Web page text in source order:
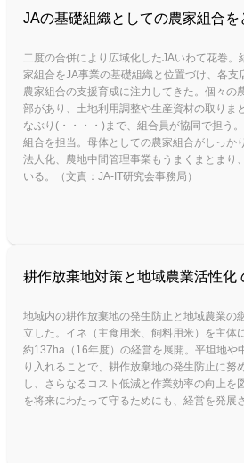
JAの基礎組織としての農家組合を
二度の合併により広域化したJAいわて花巻。
家組合をJA事業の基礎組織と位置づけ、各支
農家組合の支援育成に注力してきた。個々の
部があり、土地利用調整や生産資材の取りま
なぶり(・・・・)まで、組合員が協同で担う
組合を担当。母体としての農家組合がしっか
法人化、農地中間管理事業もうまくまとまり
いる。（文責：JA-IT研究会事務局）
耕作放棄地対策と地域農業活性化
地域内の耕作放棄地の発生防止と地域農業の
立した。イネ（主食用米、飼料用米）を主体
約137ha（16年度）の経営を展開。平坦地や
り入れることで、耕作放棄地の発生防止に努
し、さらなるコスト低減と作業効率の向上を
を将来にわたって守るためにも、経営を発展